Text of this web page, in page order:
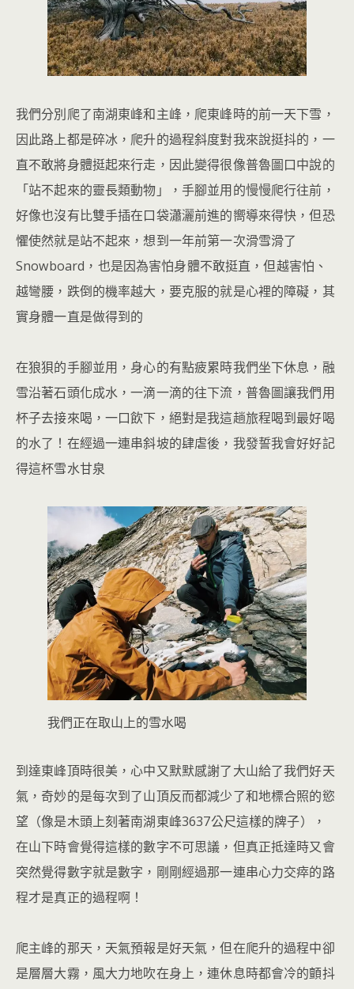
我們分別爬了南湖東峰和主峰，爬東峰時的前一天下雪，
因此路上都是碎冰，爬升的過程斜度對我來說挺抖的，一
直不敢將身體挺起來行走，因此變得很像普魯圖口中說的
「站不起來的靈長類動物」，手腳並用的慢慢爬行往前，
好像也沒有比雙手插在口袋瀟灑前進的嚮導來得快，但恐
懼使然就是站不起來，想到一年前第一次滑雪滑了
Snowboard，也是因為害怕身體不敢挺直，但越害怕、
越彎腰，跌倒的機率越大，要克服的就是心裡的障礙，其
實身體一直是做得到的
在狼狽的手腳並用，身心的有點疲累時我們坐下休息，融
雪沿著石頭化成水，一滴一滴的往下流，普魯圖讓我們用
杯子去接來喝，一口飲下，絕對是我這趟旅程喝到最好喝
的水了！在經過一連串斜坡的肆虐後，我發誓我會好好記
得這杯雪水甘泉
我們正在取山上的雪水喝
到達東峰頂時很美，心中又默默感謝了大山給了我們好天
氣，奇妙的是每次到了山頂反而都減少了和地標合照的慾
望（像是木頭上刻著南湖東峰3637公尺這樣的牌子），
在山下時會覺得這樣的數字不可思議，但真正抵達時又會
突然覺得數字就是數字，剛剛經過那一連串心力交瘁的路
程才是真正的過程啊！
爬主峰的那天，天氣預報是好天氣，但在爬升的過程中卻
是層層大霧，風大力地吹在身上，連休息時都會冷的顫抖